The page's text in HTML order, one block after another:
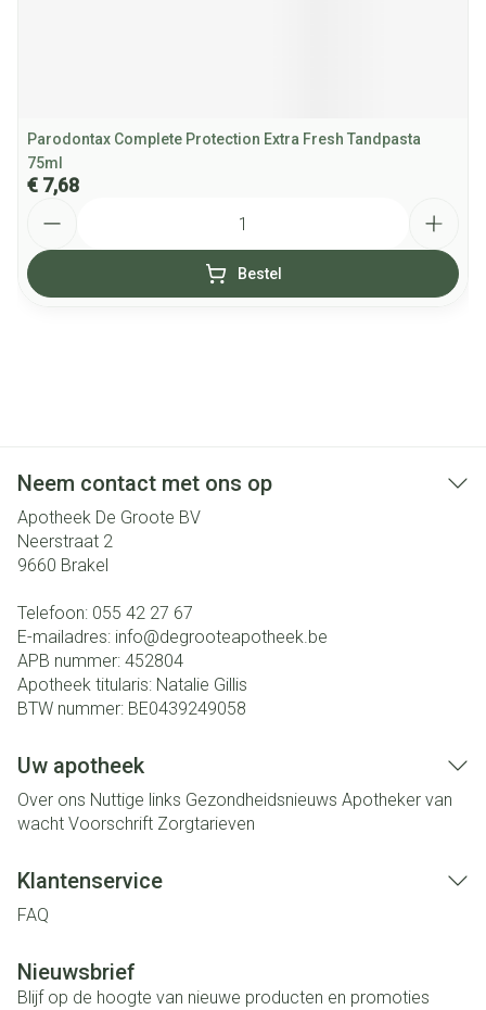
Parodontax Complete Protection Extra Fresh Tandpasta
75ml
€ 7,68
Bestel
Neem contact met ons op
Apotheek De Groote BV
Neerstraat 2
9660 Brakel
Telefoon: 055 42 27 67
E-mailadres: info@degrooteapotheek.be
APB nummer: 452804
Apotheek titularis: Natalie Gillis
BTW nummer: BE0439249058
Uw apotheek
Over ons Nuttige links Gezondheidsnieuws Apotheker van
wacht Voorschrift Zorgtarieven
Klantenservice
FAQ
Nieuwsbrief
Blijf op de hoogte van nieuwe producten en promoties